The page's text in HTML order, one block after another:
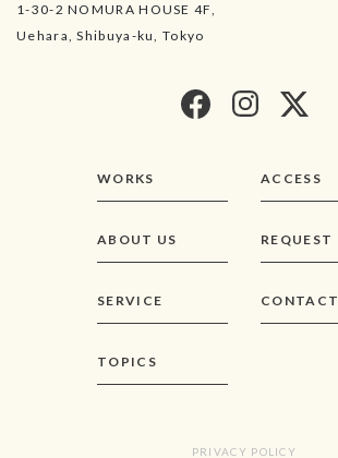
1-30-2 NOMURA HOUSE 4F,
Uehara, Shibuya-ku, Tokyo
WORKS
ABOUT US
SERVICE
TOPICS
ACCESS
REQUEST
CONTACT
PRIVACY POLICY